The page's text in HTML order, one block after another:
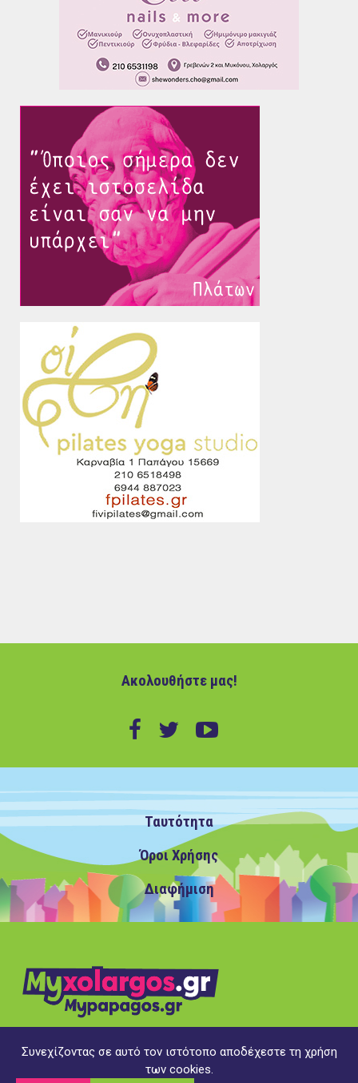
Ακολουθήστε μας!
Ταυτότητα
Όροι Χρήσης
Διαφήμιση
Copyright ©2020 MyXolargos.gr/MyPapagos.gr, με την
Συνεχίζοντας σε αυτό τον ιστότοπο αποδέχεστε τη χρήση
των cookies.